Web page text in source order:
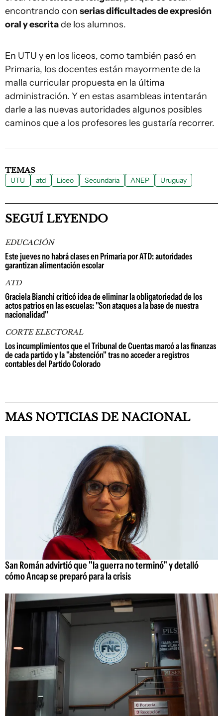
encontrando con serias dificultades de expresión
oral y escritade los alumnos.
En UTU y en los liceos, como también pasó en
Primaria, los docentes están mayormente de la
malla curricular propuesta en la última
administración. Y en estas asambleas intentarán
darle a las nuevas autoridades algunos posibles
caminos que a los profesores les gustaría recorrer.
TEMAS
UTU atd Liceo Secundaria ANEP Uruguay
SEGUÍ LEYENDO
EDUCACIÓN
Este jueves no habrá clases en Primaria por ATD: autoridades
garantizan alimentación escolar
ATD
Graciela Bianchi criticó idea de eliminar la obligatoriedad de los
actos patrios en las escuelas: "Son ataques a la base de nuestra
nacionalidad"
CORTE ELECTORAL
Los incumplimientos que el Tribunal de Cuentas marcó a las finanzas
de cada partido y la "abstención" tras no acceder a registros
contables del Partido Colorado
MAS NOTICIAS DE NACIONAL
San Román advirtió que "la guerra no terminó" y detalló
cómo Ancap se preparó para la crisis